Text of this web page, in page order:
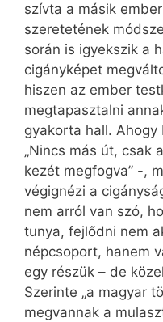
szívta a másik
szeretetének
során is igyekszik a
cigányképet
hiszen az ember
megtapasztalni
gyakorta hall.
„Nincs más út, csak
kezét megfogva” -,
végignézi a
nem arról van szó,
tunya, fejlődni nem
népcsoport, hanem
egy részük – de
Szerinte „a magyar
megvannak a